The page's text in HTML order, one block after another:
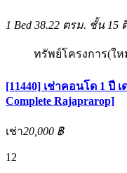
1 Bed 38.22 ตรม. ชั้น 15
ทรัพย์โครงการ(ให
[11440] เช่าคอนโด 1 ปี
Complete Rajaprarop]
เช่า20,000 ฿
12